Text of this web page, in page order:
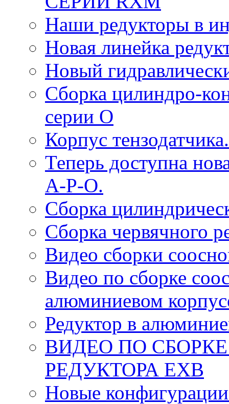
Наши редукторы в
Новая линейка
Новый
Сборка цилиндро-
серии O
Корпус тензодатчика.
Теперь доступна
A-P-O.
Сборка
Сборка червячного
Видео сборки
Видео по сборке
алюминиевом
Редуктор в
ВИДЕО ПО
РЕДУКТОРА EXB
Новые